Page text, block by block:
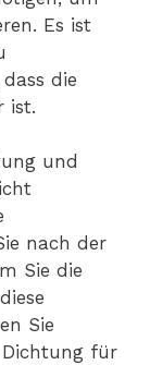
Es ist
die
ist.
und
nach der
Sie die
Sie
Dichtung für